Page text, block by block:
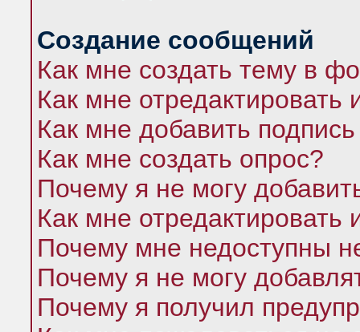
Создание сообщений
Как мне создать тему в
Как мне
Как мне добавить
Как мне создать опрос?
Почему я не могу
Как мне отредактировать
Почему мне недоступны
Почему я не могу
Почему я получил